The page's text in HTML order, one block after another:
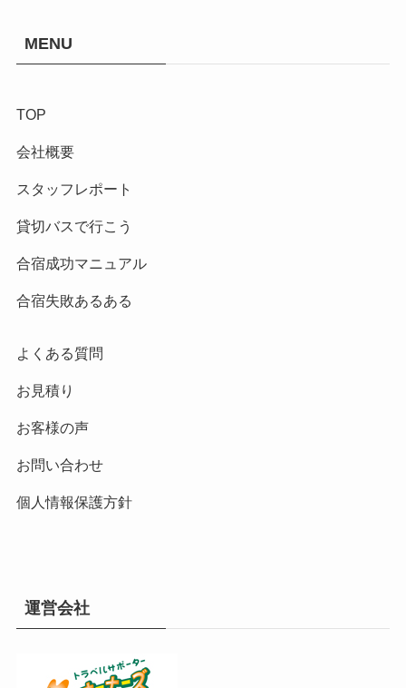
MENU
TOP
会社概要
スタッフレポート
貸切バスで行こう
合宿成功マニュアル
合宿失敗あるある
よくある質問
お見積り
お客様の声
お問い合わせ
個人情報保護方針
運営会社